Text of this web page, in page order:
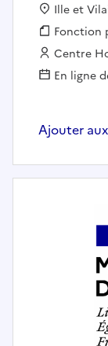
Ille et
Fonction
Fonction
Centre
En ligne
Ajouter